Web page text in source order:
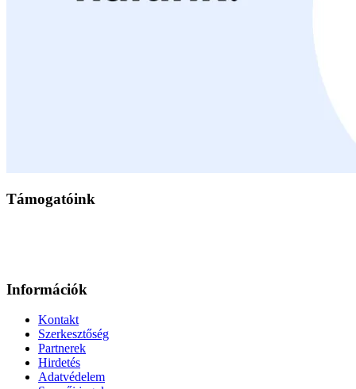
Támogatóink
Információk
Kontakt
Szerkesztőség
Partnerek
Hirdetés
Adatvédelem